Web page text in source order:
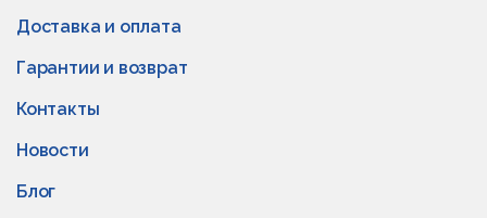
Доставка и оплата
Гарантии и возврат
Контакты
Новости
Блог